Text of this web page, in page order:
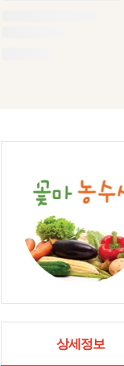
상세정보